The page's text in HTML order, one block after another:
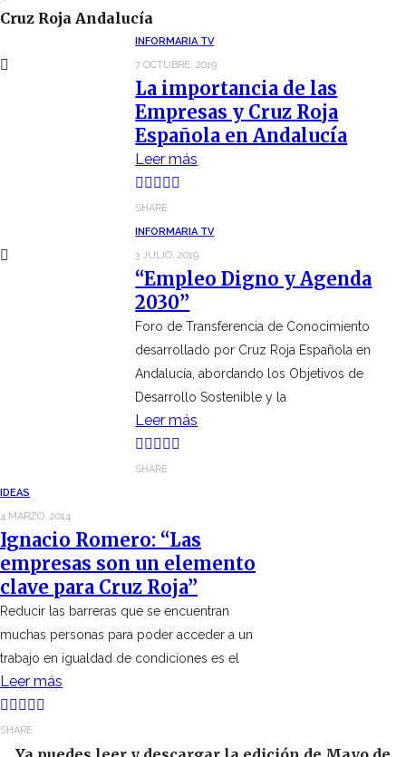
Cruz Roja Andalucía
INFORMARIA TV
7 OCTUBRE, 2019
La importancia de las
Empresas y Cruz Roja
Española en Andalucía
Leer más
SHARE
INFORMARIA TV
3 JULIO, 2019
“Empleo Digno y Agenda
2030”
Foro de Transferencia de Conocimiento
desarrollado por Cruz Roja Española en
Andalucía, abordando los Objetivos de
Desarrollo Sostenible y la
Leer más
SHARE
IDEAS
4 MARZO, 2014
Ignacio Romero: “Las
empresas son un elemento
clave para Cruz Roja”
Reducir las barreras que se encuentran
muchas personas para poder acceder a un
trabajo en igualdad de condiciones es el
Leer más
SHARE